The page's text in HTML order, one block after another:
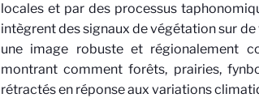
locales et par des processus
intègrent des signaux de végétation sur
une image robuste et régionalement
montrant comment forêts, prairies,
rétractés en réponse aux variations